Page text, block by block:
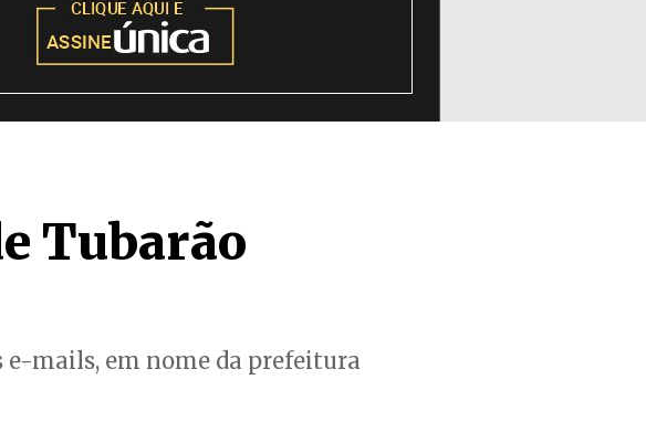
Tubarão
e-mails, em nome da prefeitura